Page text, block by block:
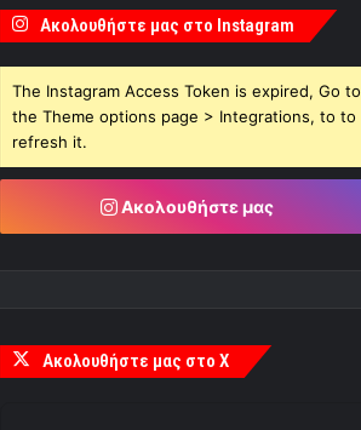
Ακολουθήστε μας στο Instagram
The Instagram Access Token is expired, Go to
the Theme options page > Integrations, to to
refresh it.
Ακολουθήστε μας
Ακολουθήστε μας στο X